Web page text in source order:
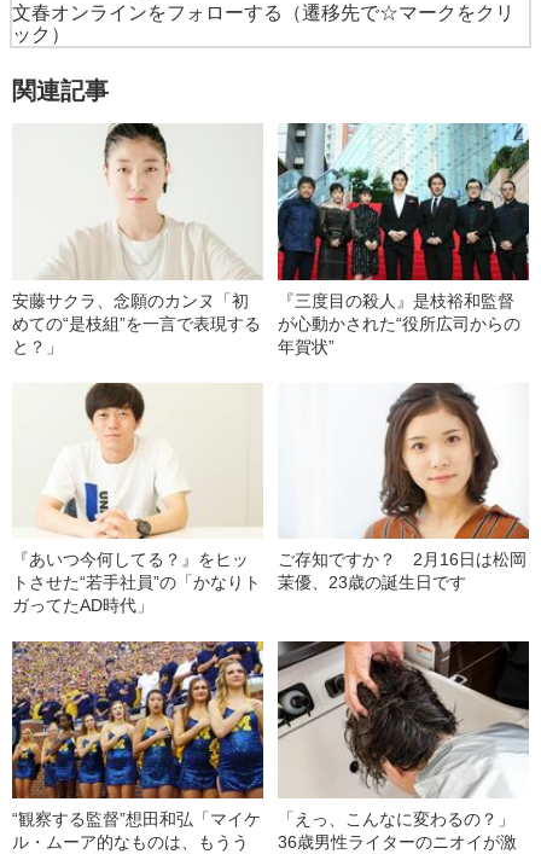
文春オンラインをフォローする
（遷移先で☆マークをクリ
ック）
関連記事
安藤サクラ、念願のカンヌ「初
めての“是枝組”を一言で表現する
と？」
『三度目の殺人』是枝裕和監督
が心動かされた“役所広司からの
年賀状”
『あいつ今何してる？』をヒッ
トさせた“若手社員”の「かなりト
ガってたAD時代」
ご存知ですか？ 2月16日は松岡
茉優、23歳の誕生日です
“観察する監督”想田和弘「マイケ
ル・ムーア的なものは、もうう
「えっ、こんなに変わるの？」
36歳男性ライターのニオイが激